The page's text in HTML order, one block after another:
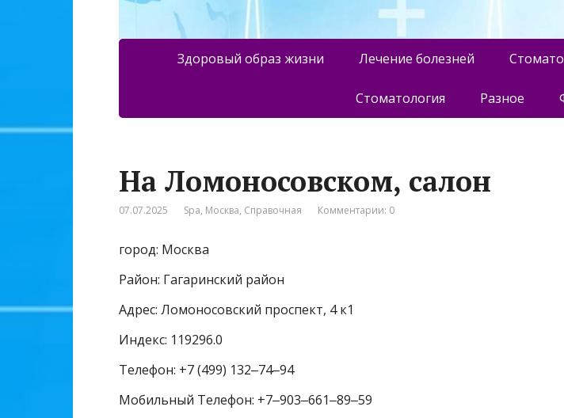
Здоровый образ жизни Лечение болезней
Стоматология Разное
На Ломоносовском, салон
07.07.2025 Spa, Москва, Справочная Комментарии: 0
город: Москва
Район: Гагаринский район
Адрес: Ломоносовский проспект, 4 к1
Индекс: 119296.0
Телефон: +7 (499) 132‒74‒94
Мобильный Телефон: +7‒903‒661‒89‒59